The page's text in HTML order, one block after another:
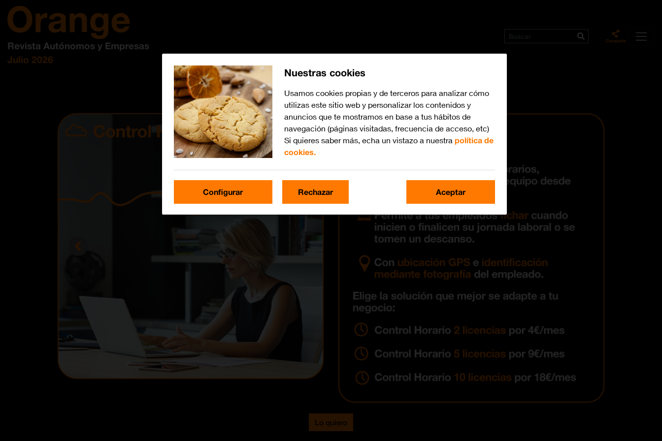
Revista Autónomos y Empresas
Julio 2026
Lo último Tarifas Soluciones Televisión
Lo quiero
Nuestras cookies
Usamos cookies propias y de terceros para analizar cómo
utilizas este sitio web y personalizar los contenidos y
anuncios que te mostramos en base a tus hábitos de
navegación (páginas visitadas, frecuencia de acceso, etc)
Si quieres saber más, echa un vistazo a nuestra política de
cookies.
Configurar Rechazar Aceptar